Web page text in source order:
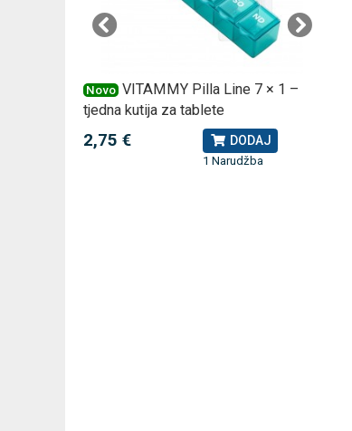
Novo VITAMMY Pilla Line 7 × 1 –
tjedna kutija za tablete
2,75 € DODAJ
1 Narudžba